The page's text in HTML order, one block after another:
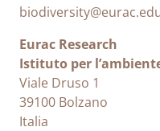
Eurac Research
Istituto per
Viale Druso 1
39100 Bolzano
Italia